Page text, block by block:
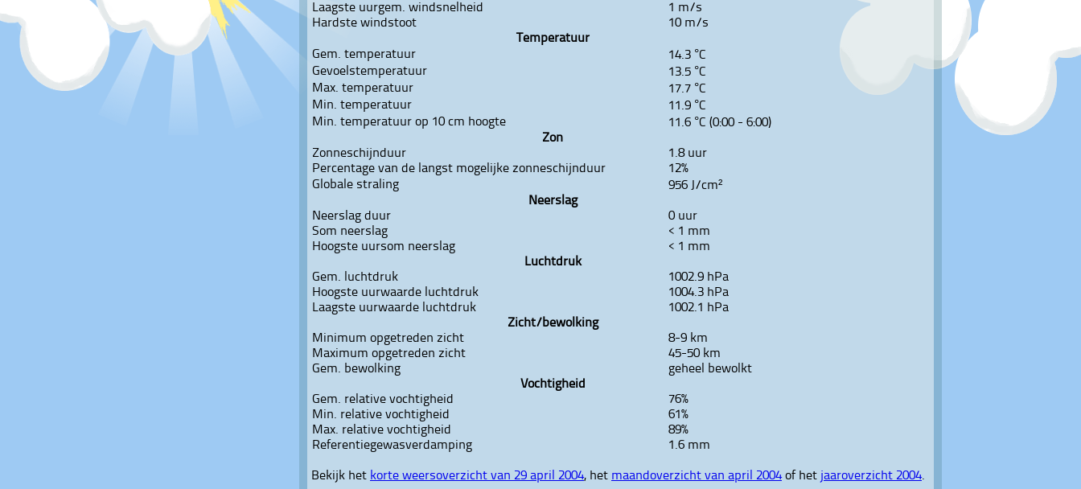
Laagste uurgem. windsnelheid
1 m/s
Hardste windstoot
10 m/s
Temperatuur
Gem. temperatuur
14.3 °C
Gevoelstemperatuur
13.5 °C
Max. temperatuur
17.7 °C
Min. temperatuur
11.9 °C
Min. temperatuur op 10 cm hoogte
11.6 °C (0:00 - 6:00)
Zon
Zonneschijnduur
1.8 uur
Percentage van de langst mogelijke zonneschijnduur
12%
Globale straling
956 J/cm²
Neerslag
Neerslag duur
0 uur
Som neerslag
< 1 mm
Hoogste uursom neerslag
< 1 mm
Luchtdruk
Gem. luchtdruk
1002.9 hPa
Hoogste uurwaarde luchtdruk
1004.3 hPa
Laagste uurwaarde luchtdruk
1002.1 hPa
Zicht/bewolking
Minimum opgetreden zicht
8-9 km
Maximum opgetreden zicht
45-50 km
Gem. bewolking
geheel bewolkt
Vochtigheid
Gem. relative vochtigheid
76%
Min. relative vochtigheid
61%
Max. relative vochtigheid
89%
Referentiegewasverdamping
1.6 mm
Bekijk het korte weersoverzicht van 29 april 2004, het maandoverzicht van april 2004of het jaaroverzicht 2004.